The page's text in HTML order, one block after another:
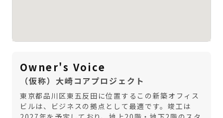
Owner's Voice
（仮称）大崎コアプロジェクト
東京都品川区東五反田に位置するこの新築オフィス
ビルは、ビジネスの拠点として最適です。竣工は